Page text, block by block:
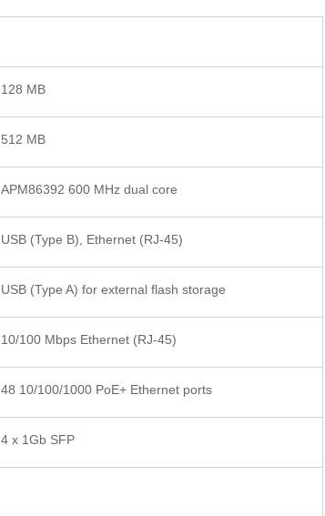
128 MB
512 MB
APM86392 600 MHz dual core
USB (Type B), Ethernet (RJ-45)
USB (Type A) for external flash storage
10/100 Mbps Ethernet (RJ-45)
48 10/100/1000 PoE+ Ethernet ports
4 x 1Gb SFP